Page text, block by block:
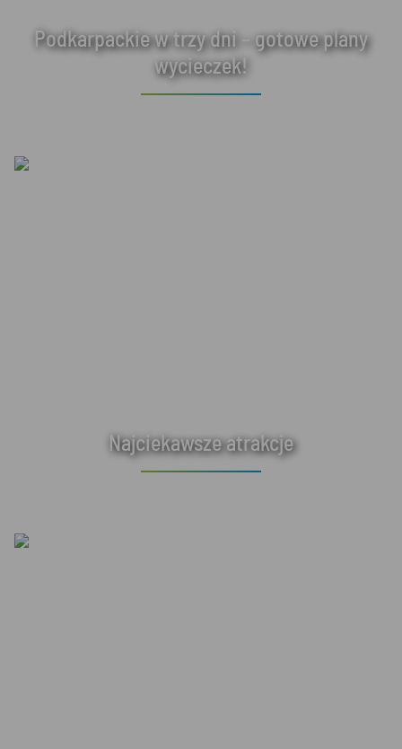
Podkarpackie w trzy dni – gotowe plany
wycieczek!
Najciekawsze atrakcje